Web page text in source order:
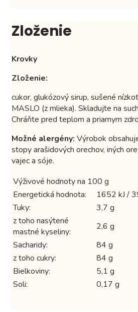
Zloženie
Krovky
Zloženie:
cukor, glukózový sirup, sušené
MASLO (z mlieka). Skladujte na
Chráňte pred teplom a priamym
Možné alergény: Výrobok
stopy arašidových orechov, iných
vajec a sóje.
Výživové hodnoty na 100 g
Energetická hodnota:
1652 kJ /
Tuky:
3,7 g
z toho nasýtené
mastné kyseliny:
2,6 g
Sacharidy:
84 g
z toho cukry:
84 g
Bielkoviny:
5,1 g
Soli:
0,17 g